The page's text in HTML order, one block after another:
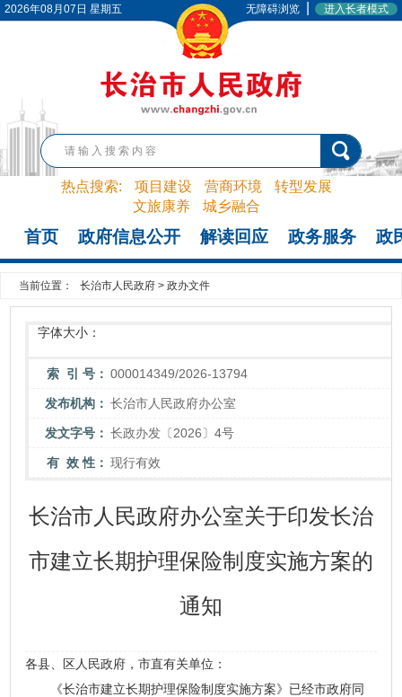
2026年08月07日 星期五 无障碍浏览 进入长者模式
热点搜索: 项目建设 营商环境
转型发展
文旅康养
城乡融合
首页 政府信息公开 解读回应 政务服务 政
当前位置： 长治市人民政府 > 政办文件
字体大小：
索 引 号： 000014349/2026-13794
发布机构： 长治市人民政府办公室
发文字号： 长政办发〔2026〕4号
有 效 性： 现行有效
长治市人民政府办公室关于印发长治
市建立长期护理保险制度实施方案的
通知
各县、区人民政府，市直有关单位：
《长治市建立长期护理保险制度实施方案》已经市政府同